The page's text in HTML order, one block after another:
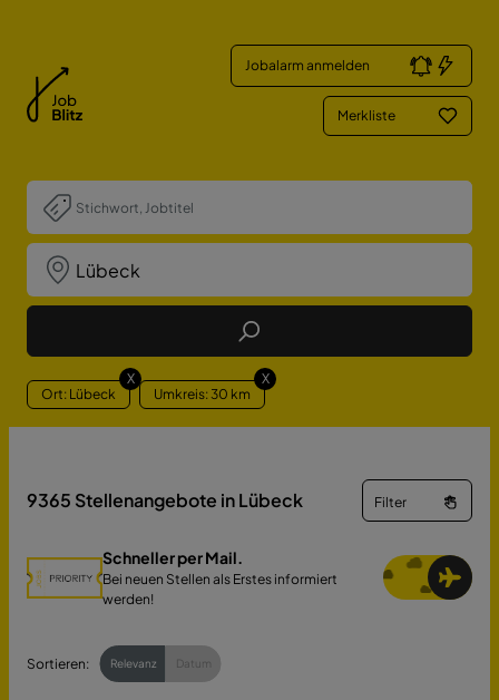
Jobalarm anmelden
Merkliste
Job Finden
Ort: Lübeck
X
Umkreis: 30 km
X
9365 Stellenangebote in Lübeck Filter
Schneller per Mail.
Bei neuen Stellen als Erstes informiert
werden!
Sortieren: Relevanz Datum